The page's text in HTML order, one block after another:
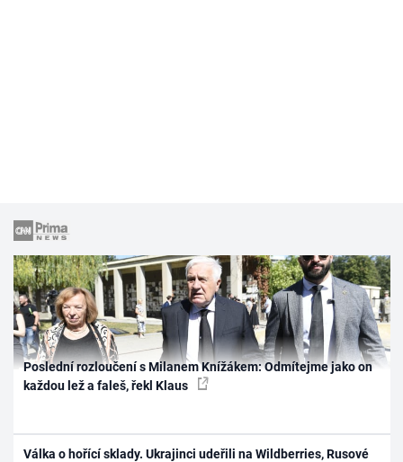
Poslední rozloučení s Milanem Knížákem: Odmítejme jako on
každou lež a faleš, řekl Klaus
Válka o hořící sklady. Ukrajinci udeřili na Wildberries, Rusové